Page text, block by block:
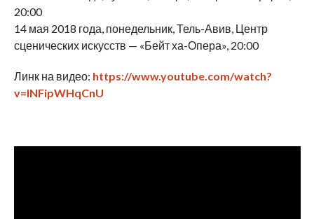
20:00
14 мая 2018 года, понедельник, Тель-Авив, Центр
сценических искусств — «Бейт ха-Опера», 20:00
Линк на видео: https://www.youtube.com/watch?
v=INFipWHqCnU